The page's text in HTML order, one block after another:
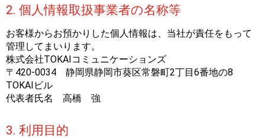
2. 個人情報取扱事業者の名称等
お客様からお預かりした個人情報は、当社が責任をもって
管理してまいります。
株式会社TOKAIコミュニケーションズ
〒420-0034 静岡県静岡市葵区常磐町2丁目6番地の8
TOKAIビル
代表者氏名 高橋 強
3. 利用目的